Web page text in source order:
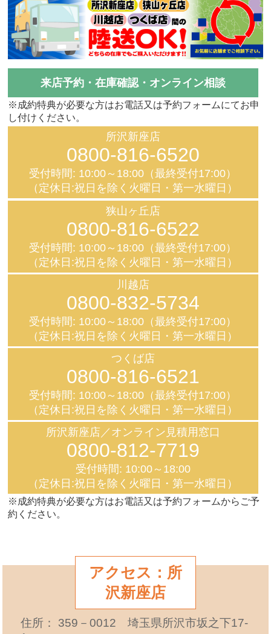
来店予約・在庫確認・オンライン相談
※成約特典が必要な方はお電話又は予約フォームにてお申
し付けください。
所沢新座店
0800-816-6520
受付時間: 10:00～18:00（最終受付17:00）
（定休日:祝日を除く火曜日・第一水曜日）
狭山ヶ丘店
0800-816-6522
受付時間: 10:00～18:00（最終受付17:00）
（定休日:祝日を除く火曜日・第一水曜日）
川越店
0800-832-5734
受付時間: 10:00～18:00（最終受付17:00）
（定休日:祝日を除く火曜日・第一水曜日）
つくば店
0800-816-6521
受付時間: 10:00～18:00（最終受付17:00）
（定休日:祝日を除く火曜日・第一水曜日）
所沢新座店／オンライン見積用窓口
0800-812-7719
受付時間: 10:00～18:00
（定休日:祝日を除く火曜日・第一水曜日）
※成約特典が必要な方はお電話又は予約フォームからご予
約ください。
アクセス：所
沢新座店
住所： 359－0012 埼玉県所沢市坂之下17-